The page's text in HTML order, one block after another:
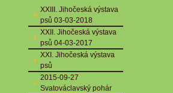
XXIII. Jihočeská výstava
psů 03-03-2018
XXII. Jihočeská výstava
psů 04-03-2017
XXI. Jihočeská výstava
psů
2015-09-27
Svatováclavský pohár